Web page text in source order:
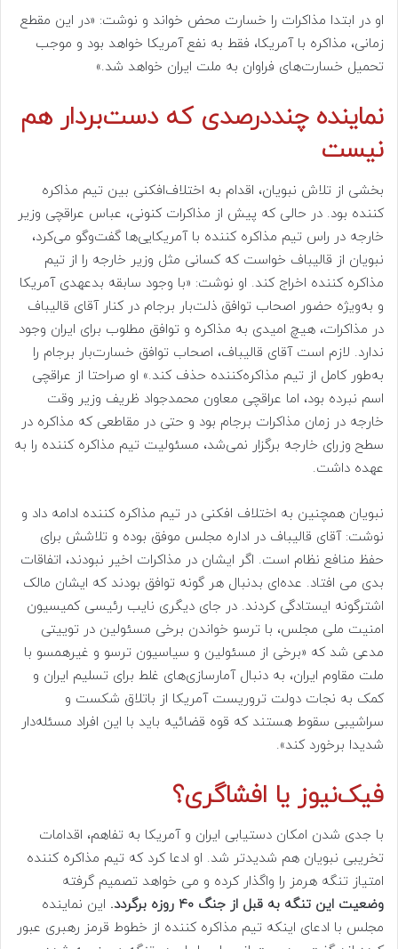
او در ابتدا مذاکرات را خسارت محض خواند و نوشت: «در این مقطع
زمانی، مذاکره با آمریکا، فقط به نفع آمریکا خواهد بود و موجب
تحمیل خسارت‌های فراوان به ملت ایران خواهد شد.»
نماینده‌ چنددرصدی که دست‌بردار هم
نیست
بخشی از تلاش نبویان، اقدام به اختلاف‌افکنی بین تیم مذاکره
کننده بود. در حالی که پیش از مذاکرات کنونی، عباس عراقچی وزیر
خارجه در راس تیم مذاکره کننده با آمریکایی‌ها گفت‌وگو می‌کرد،
نبویان از قالیباف خواست که کسانی مثل وزیر خارجه را از تیم
مذاکره کننده اخراج کند. او نوشت: «با وجود سابقه بدعهدی آمریکا
و به‌ویژه حضور اصحاب توافق ذلت‌بار برجام در کنار آقای قالیباف
در مذاکرات، هیچ امیدی به مذاکره و توافق مطلوب برای ایران وجود
ندارد. لازم است آقای قالیباف، اصحاب توافق خسارت‌بار برجام را
به‌طور کامل از تیم مذاکره‌کننده حذف کند.» او صراحتا از عراقچی
اسم نبرده بود، اما عراقچی معاون محمدجواد ظریف وزیر وقت
خارجه در زمان مذاکرات برجام بود و حتی در مقاطعی که مذاکره در
سطح وزرای خارجه برگزار نمی‌شد، مسئولیت تیم مذاکره کننده را به
عهده داشت.
نبویان همچنین به اختلاف افکنی در تیم مذاکره کننده ادامه داد و
نوشت: آقای قالیباف در اداره مجلس موفق بوده و تلاشش برای
حفظ منافع نظام است. اگر ایشان در مذاکرات اخیر نبودند، اتفاقات
بدی می افتاد. عده‌ای بدنبال هر گونه توافق بودند که ایشان مالک
اشترگونه ایستادگی کردند. در جای دیگری نایب رئیسی کمیسیون
امنیت ملی مجلس، با ترسو خواندن برخی مسئولین در توییتی
مدعی شد که «برخی از مسئولین و سیاسیون ترسو و غیرهمسو با
ملت مقاوم ایران، به دنبال آمارسازی‌های غلط برای تسلیم ایران و
کمک به نجات دولت تروریست آمریکا از باتلاق شکست و
سراشیبی سقوط هستند که قوه قضائیه باید با این افراد مسئله‌دار
شدیدا برخورد کند».
فیک‌نیوز یا افشاگری؟
با جدی شدن امکان دستیابی ایران و آمریکا به تفاهم، اقدامات
تخریبی نبویان هم شدیدتر شد. او ادعا کرد که تیم مذاکره کننده
امتیاز تنگه هرمز را واگذار کرده و می خواهد تصمیم گرفته
وضعیت این تنگه به قبل از جنگ ۴۰ روزه برگردد.
این نماینده
مجلس با ادعای اینکه تیم مذاکره کننده از خطوط قرمز رهبری عبور